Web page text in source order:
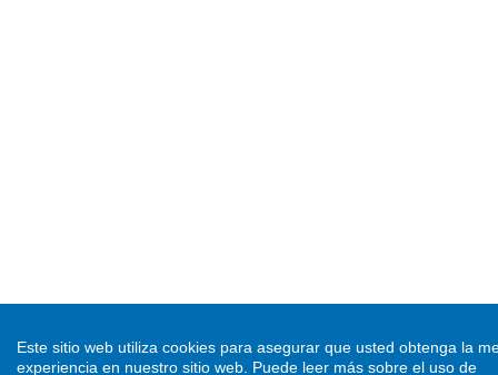
Este sitio web utiliza cookies para asegurar que usted obtenga la
experiencia en nuestro sitio web. Puede leer más sobre el uso de